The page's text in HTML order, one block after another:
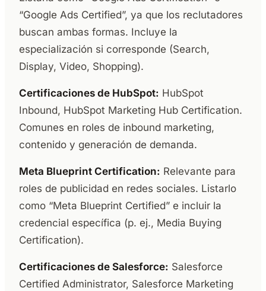
“Google Ads Certified”, ya que los reclutadores
buscan ambas formas. Incluye la
especialización si corresponde (Search,
Display, Video, Shopping).
Certificaciones de HubSpot: HubSpot
Inbound, HubSpot Marketing Hub Certification.
Comunes en roles de inbound marketing,
contenido y generación de demanda.
Meta Blueprint Certification: Relevante para
roles de publicidad en redes sociales. Listarlo
como “Meta Blueprint Certified” e incluir la
credencial específica (p. ej., Media Buying
Certification).
Certificaciones de Salesforce: Salesforce
Certified Administrator, Salesforce Marketing